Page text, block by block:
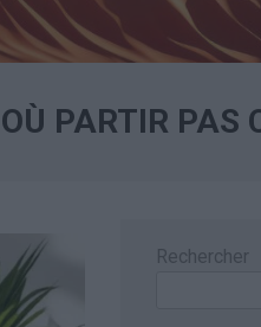
PARTIR PAS
Rechercher